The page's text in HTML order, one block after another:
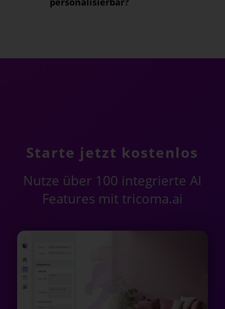
Starte jetzt kostenlos
Nutze über 100 integrierte AI
Features mit tricoma.ai